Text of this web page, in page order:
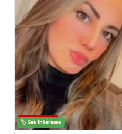
NOTÍCIAS
🏷️ Seu interesse